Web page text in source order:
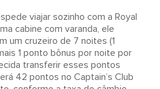
viajar sozinho com a Royal
cabine com varanda, ele
um cruzeiro de 7 noites (1
1 ponto bônus por noite por
transferir esses pontos
42 pontos no Captain’s Club